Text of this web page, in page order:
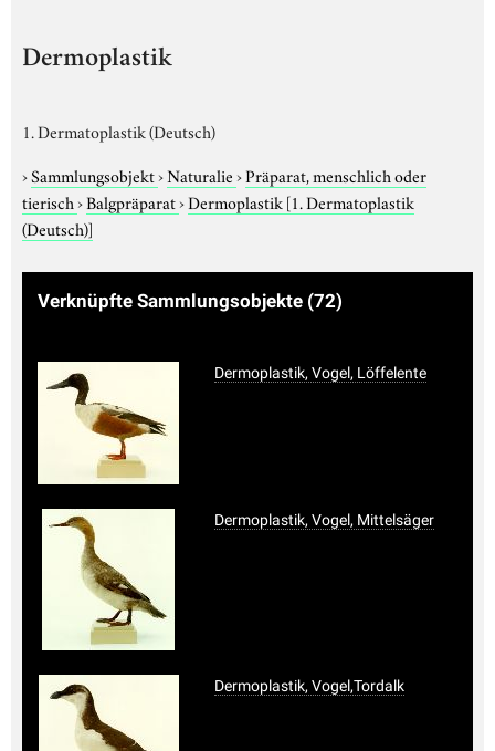
Dermoplastik
1. Dermatoplastik (Deutsch)
›Sammlungsobjekt›Naturalie›Präparat, menschlich oder
tierisch›Balgpräparat›Dermoplastik[1. Dermatoplastik
(Deutsch)]
Verknüpfte Sammlungsobjekte (72)
Dermoplastik, Vogel, Löffelente
Dermoplastik, Vogel, Mittelsäger
Dermoplastik, Vogel,Tordalk